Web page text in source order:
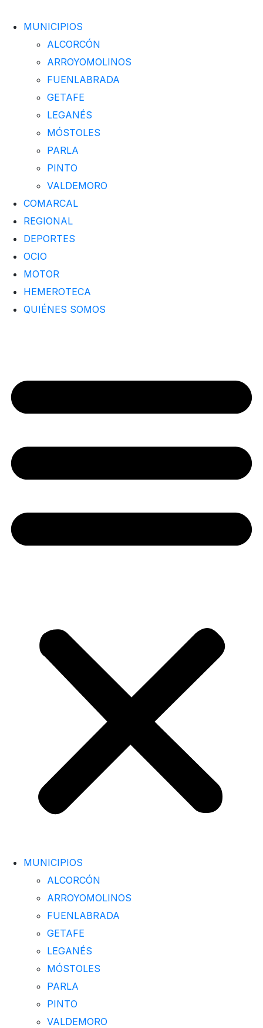
MUNICIPIOS
ALCORCÓN
ARROYOMOLINOS
FUENLABRADA
GETAFE
LEGANÉS
MÓSTOLES
PARLA
PINTO
VALDEMORO
COMARCAL
REGIONAL
DEPORTES
OCIO
MOTOR
HEMEROTECA
QUIÉNES SOMOS
MUNICIPIOS
ALCORCÓN
ARROYOMOLINOS
FUENLABRADA
GETAFE
LEGANÉS
MÓSTOLES
PARLA
PINTO
VALDEMORO